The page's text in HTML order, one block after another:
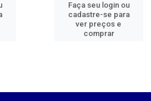
Faça seu login ou
cadastre-se para
ver preços e
comprar